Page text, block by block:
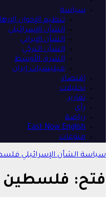
سياسة
تنظيم الإخوان
الشأن الإسرائيلي
الشأن الإيراني
الشأن التركي
الشرق الأوسط
ميليشيات إيران
اقتصاد
تحليلات
تقارير
رأي
رياضة
East Now English
منوعات
سياسةالشأن الإسرائيلي
فتح: فلسطين